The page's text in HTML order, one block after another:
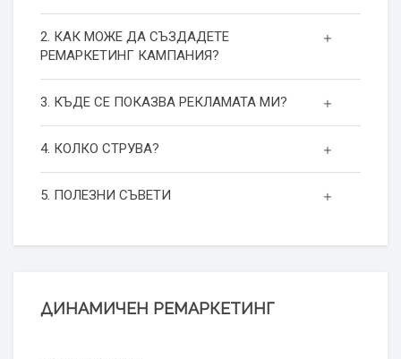
2. КАК МОЖЕ ДА СЪЗДАДЕТЕ
РЕМАРКЕТИНГ КАМПАНИЯ?
3. КЪДЕ СЕ ПОКАЗВА РЕКЛАМАТА МИ?
4. КОЛКО СТРУВА?
5. ПОЛЕЗНИ СЪВЕТИ
ДИНАМИЧЕН РЕМАРКЕТИНГ